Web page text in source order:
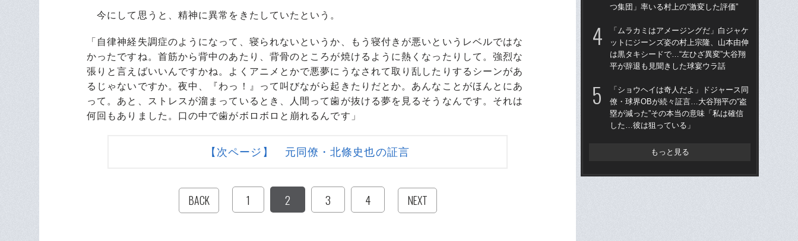
今にして思うと、精神に異常をきたしていたという。
「自律神経失調症のようになって、寝られないというか、もう寝付きが悪いというレベルではな
かったですね。首筋から背中のあたり、背骨のところが焼けるように熱くなったりして。強烈な
張りと言えばいいんですかね。よくアニメとかで悪夢にうなされて取り乱したりするシーンがあ
るじゃないですか。夜中、『わっ！』って叫びながら起きたりだとか。あんなことがほんとにあ
って。あと、ストレスが溜まっているとき、人間って歯が抜ける夢を見るそうなんです。それは
何回もありました。口の中で歯がボロボロと崩れるんです」
【次ページ】 元同僚・北條史也の証言
BACK 1 2 3 4 NEXT
つ集団」率いる村上の“激変した評価”
「ムラカミはアメージングだ」白ジャケ
ットにジーンズ姿の村上宗隆、山本由伸
は黒タキシードで…“左ひざ異変”大谷翔
平が辞退も見聞きした球宴ウラ話
「ショウヘイは奇人だよ」ドジャース同
僚・球界OBが続々証言…大谷翔平の“盗
塁が減った”その本当の意味「私は確信
した…彼は狙っている」
もっと見る